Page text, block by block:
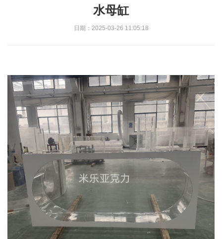
水母缸
日期：2025-03-26 11:05:18